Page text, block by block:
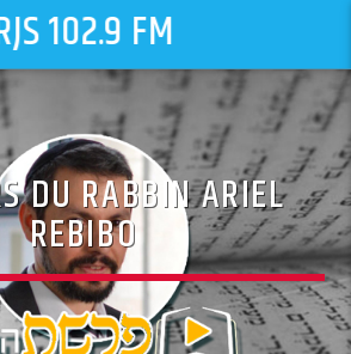
102.9 FM
DU RABBIN ARIEL
REBIBO